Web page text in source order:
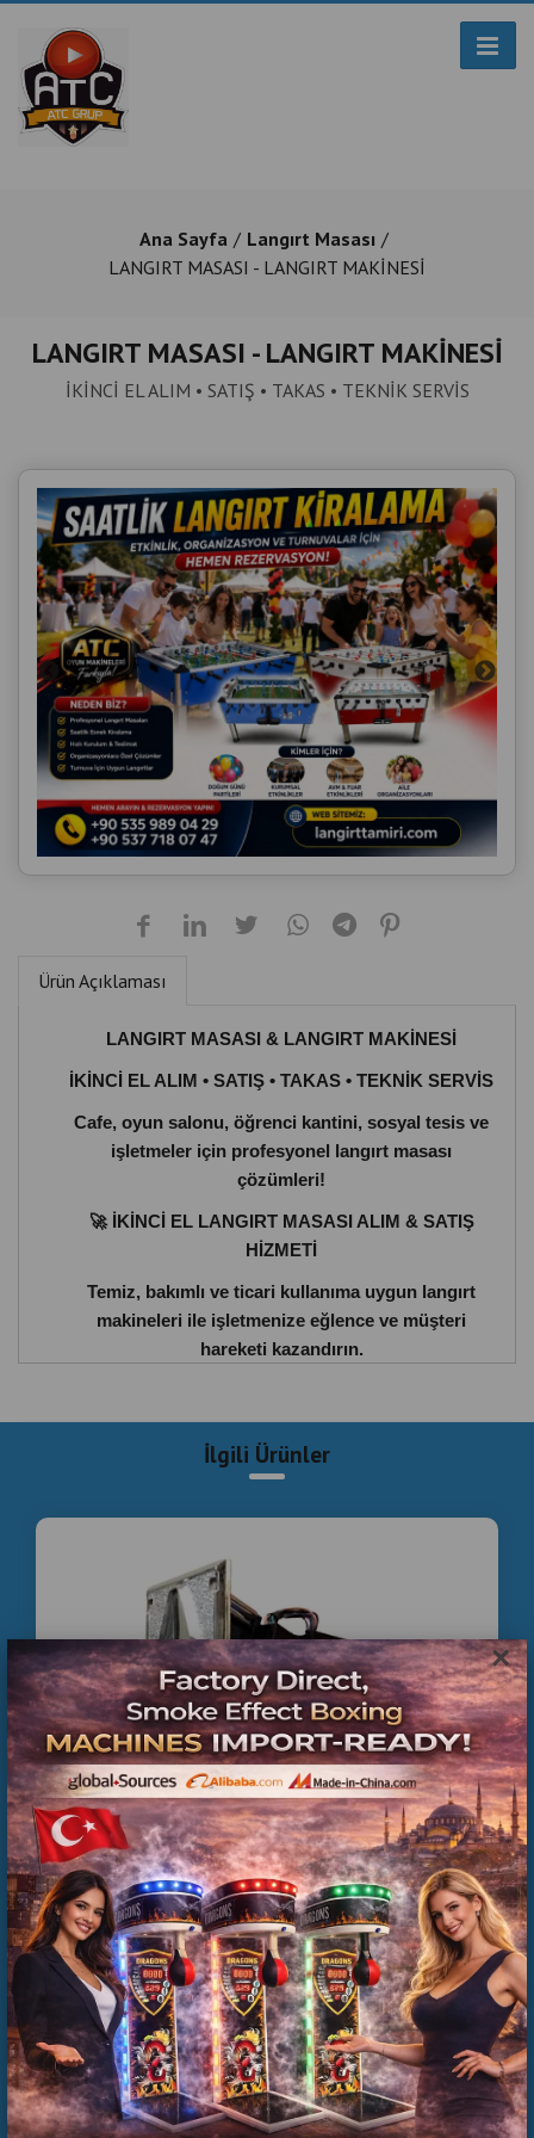
×
Ana Sayfa
Langırt Masası
LANGIRT MASASI - LANGIRT MAKİNESİ
LANGIRT MASASI - LANGIRT MAKİNESİ
İKİNCİ EL ALIM • SATIŞ • TAKAS • TEKNİK SERVİS
Ürün Açıklaması
LANGIRT MASASI & LANGIRT MAKİNESİ
İKİNCİ EL ALIM • SATIŞ • TAKAS • TEKNİK SERVİS
Cafe, oyun salonu, öğrenci kantini, sosyal tesis ve
işletmeler için profesyonel langırt masası
çözümleri!
🚀İKİNCİ EL LANGIRT MASASI ALIM & SATIŞ
HİZMETİ
Temiz, bakımlı ve ticari kullanıma uygun langırt
makineleri ile işletmenize eğlence ve müşteri
hareketi kazandırın.
Ticari langırt makineleri
✅Takas imkanı
Teknik servis destekli sistemler
💰LANGIRT MAKİNESİ NEDEN KAZANDIRIR?
Langırt makineleri:
✔️İşletmeye müşteri çeker
✔️ Sosyal alan oluşturur
Eğlenceyi kazanca dönüştürür
✔️Cafe ve kantinlerde yoğun ilgi görür
Özellikle:
☕Cafeler
🎓Üniversite kantinleri
🎮Oyun salonları
🏢Sosyal tesisler
için yüksek müşteri etkileşimi sağlar.
🔧 PROFESYONEL TEKNİK SERVİS DESTEĞİ
⚽Langırt kol tamiri
İlgili Ürünler
Para Jeton Kanalı Fiyatları